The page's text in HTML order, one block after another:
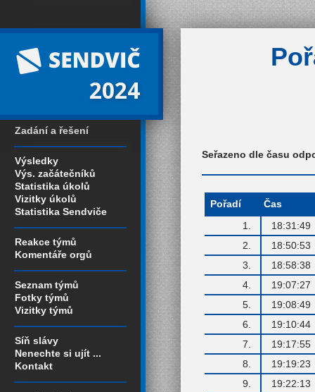
2024
Zadání a řešení
Výsledky
Výs. začátečníků
Statistika úkolů
Vizitky úkolů
Statistika Sendviče
Reakce týmů
Komentáře orgů
Seznam týmů
Fotky týmů
Vizitky týmů
Síň slávy
Nenechte si ujít ...
Kontakt
Seřazeno dle času
Pořadí
Čas
1.
18:31:49
2.
18:50:53
3.
18:58:38
4.
19:07:27
5.
19:08:49
6.
19:10:44
7.
19:17:55
8.
19:19:23
9.
19:22:13